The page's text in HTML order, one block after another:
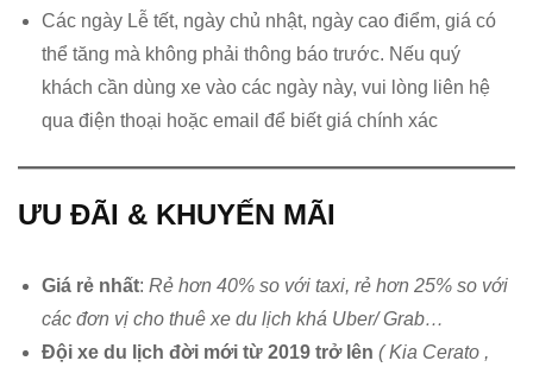
Các ngày Lễ tết, ngày chủ nhật, ngày cao điểm, giá có
thể tăng mà không phải thông báo trước. Nếu quý
khách cần dùng xe vào các ngày này, vui lòng liên hệ
qua điện thoại hoặc email để biết giá chính xác
ƯU ĐÃI & KHUYẾN MÃI
Giá rẻ nhất: Rẻ hơn 40% so với taxi, rẻ hơn 25% so với
các đơn vị cho thuê xe du lịch khá Uber/ Grab…
Đội xe du lịch đời mới từ 2019 trở lên ( Kia Cerato ,